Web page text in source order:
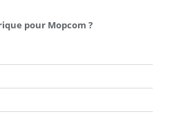
pour Mopcom ?